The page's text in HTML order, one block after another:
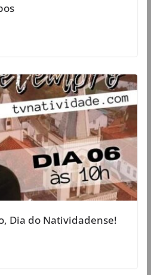
Dia do Natividadense!